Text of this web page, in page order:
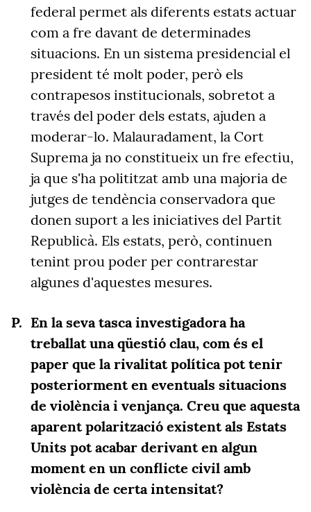
federal permet als diferents estats actuar
com a fre davant de determinades
situacions. En un sistema presidencial el
president té molt poder, però els
contrapesos institucionals, sobretot a
través del poder dels estats, ajuden a
moderar-lo. Malauradament, la Cort
Suprema ja no constitueix un fre efectiu,
ja que s'ha polititzat amb una majoria de
jutges de tendència conservadora que
donen suport a les iniciatives del Partit
Republicà. Els estats, però, continuen
tenint prou poder per contrarestar
algunes d'aquestes mesures.
En la seva tasca investigadora ha
treballat una qüestió clau, com és el
paper que la rivalitat política pot tenir
posteriorment en eventuals situacions
de violència i venjança. Creu que aquesta
aparent polarització existent als Estats
Units pot acabar derivant en algun
moment en un conflicte civil amb
violència de certa intensitat?